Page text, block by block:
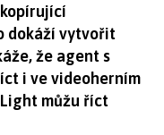
dokáží vytvořit
že agent s
i ve videoherním
můžu říct